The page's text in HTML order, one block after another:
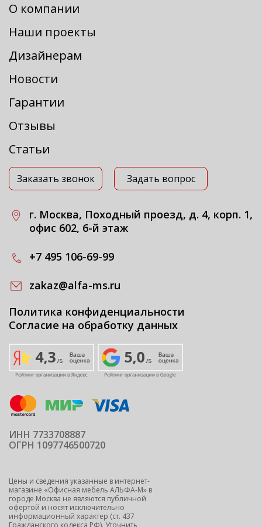
О компании
Наши проекты
Дизайнерам
Новости
Гарантии
Отзывы
Статьи
Заказать звонок Задать вопрос
г. Москва, Походный проезд, д. 4, корп. 1,
офис 602, 6-й этаж
+7 495 106-69-99
zakaz@alfa-ms.ru
Политика конфиденциальности
Согласие на обработку данных
ИНН 7733708887
ОГРН 1097746500720
Цены и сведения указанные в интернет-
магазине «Офисная мебель АЛЬФА-М» в
городе Москва не являются публичной
офертой и носят исключительно
информационный характер (ст. 437